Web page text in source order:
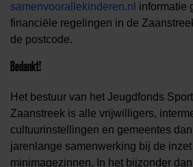
samenvoorallekinderen.nl informatie
financiële regelingen in de
de postcode.
Bedankt!
Het bestuur van het Jeugdfonds
Zaanstreek is alle vrijwilligers,
cultuurinstellingen en gemeentes
jarenlange samenwerking bij de
minimagezinnen. In het bijzonder